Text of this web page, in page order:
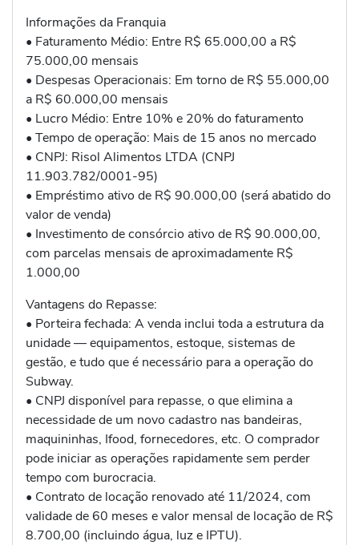
Informações da Franquia
• Faturamento Médio: Entre R$ 65.000,00 a R$
75.000,00 mensais
• Despesas Operacionais: Em torno de R$ 55.000,00
a R$ 60.000,00 mensais
• Lucro Médio: Entre 10% e 20% do faturamento
• Tempo de operação: Mais de 15 anos no mercado
• CNPJ: Risol Alimentos LTDA (CNPJ
11.903.782/0001-95)
• Empréstimo ativo de R$ 90.000,00 (será abatido do
valor de venda)
• Investimento de consórcio ativo de R$ 90.000,00,
com parcelas mensais de aproximadamente R$
1.000,00
Vantagens do Repasse:
• Porteira fechada: A venda inclui toda a estrutura da
unidade — equipamentos, estoque, sistemas de
gestão, e tudo que é necessário para a operação do
Subway.
• CNPJ disponível para repasse, o que elimina a
necessidade de um novo cadastro nas bandeiras,
maquininhas, Ifood, fornecedores, etc. O comprador
pode iniciar as operações rapidamente sem perder
tempo com burocracia.
• Contrato de locação renovado até 11/2024, com
validade de 60 meses e valor mensal de locação de R$
8.700,00 (incluindo água, luz e IPTU).